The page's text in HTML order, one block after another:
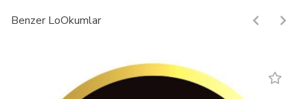
Benzer LoOkumlar